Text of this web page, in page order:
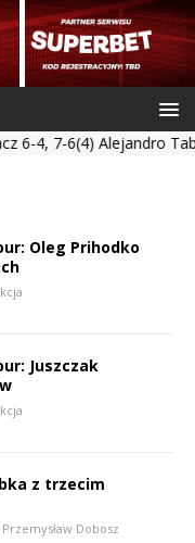
7-6(4) Alejandro Tabilo
Oleg Prihodko
Juszczak
z trzecim
Przemysław Dobosz